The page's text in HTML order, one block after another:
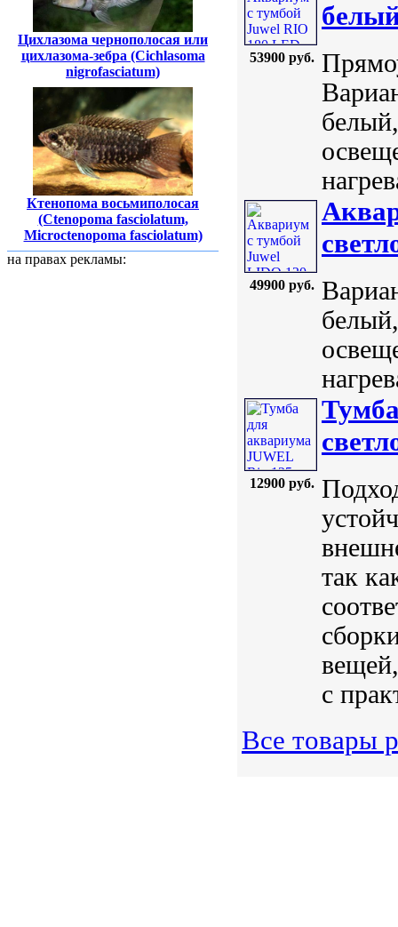
Цихлазома чернополосая или
цихлазома-зебра (Cichlasoma
nigrofasciatum)
Ктенопома восьмиполосая
(Ctenopoma fasciolatum,
Microctenopoma fasciolatum)
на правах рекламы:
53900 руб.
49900 руб.
12900 руб.
так
с
Все товары